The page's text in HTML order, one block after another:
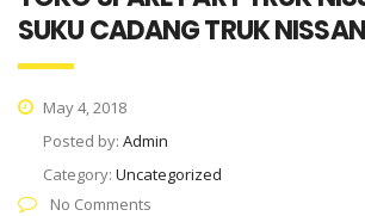
SUKU CADANG TRUK NISSAN
May 4, 2018
Posted by: Admin
Category: Uncategorized
No Comments